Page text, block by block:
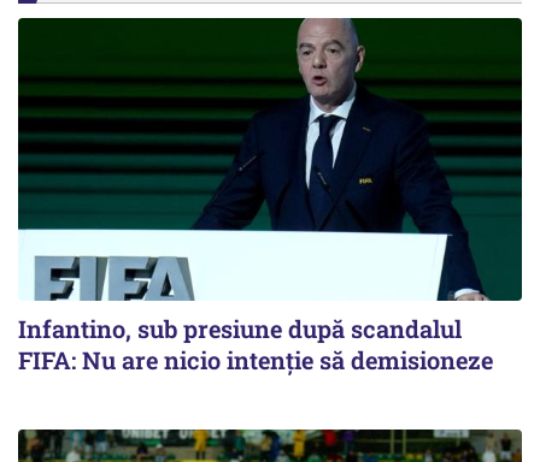
Infantino, sub presiune după scandalul
FIFA: Nu are nicio intenție să demisioneze